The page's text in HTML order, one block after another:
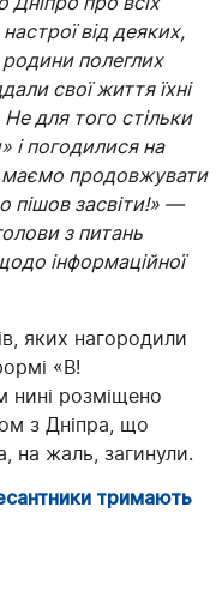
від деяких,
полеглих
свої життя їхні
для того стільки
і погодилися на
маємо продовжувати
пішов засвіти!» —
з питань
інформаційної
яких нагородили
«В!
нині розміщено
з Дніпра, що
на жаль, загинули.
тримають